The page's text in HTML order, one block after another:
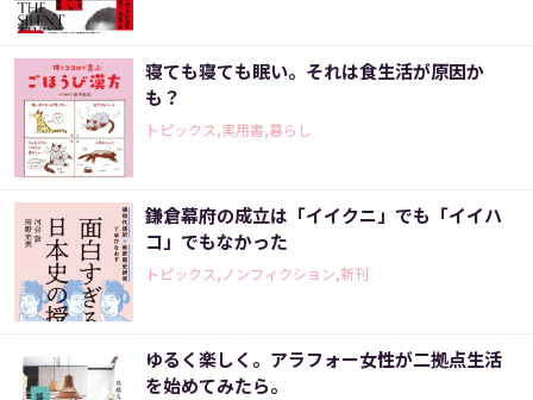
寝ても寝ても眠い。それは食生活が原因か
も？
トピックス,実用書,暮らし
鎌倉幕府の成立は「イイクニ」でも「イイハ
コ」でもなかった
トピックス,ノンフィクション,新刊
ゆるく楽しく。アラフォー女性が二拠点生活
を始めてみたら。